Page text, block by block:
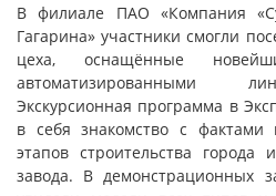
В филиале ПАО «Компания
Гагарина» участники смогли
цеха, оснащённые
автоматизированными
Экскурсионная программа в
в себя знакомство с фактами
этапов строительства города
завода. В демонстрационных